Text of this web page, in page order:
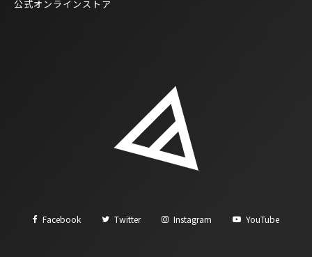
公式オンラインストア
Facebook Twitter Instagram YouTube